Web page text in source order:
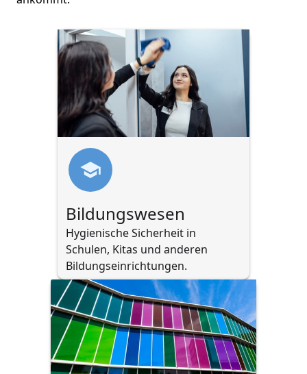
Bildungswesen
Hygienische Sicherheit in
Schulen, Kitas und anderen
Bildungseinrichtungen.